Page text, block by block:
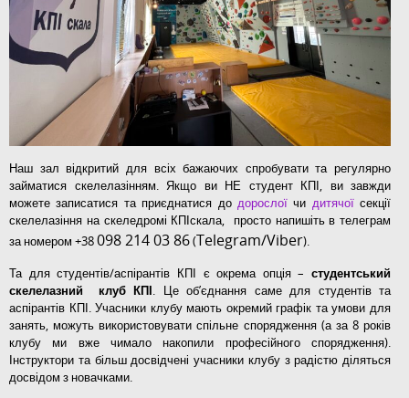
Наш зал відкритий для всіх бажаючих спробувати та регулярно
займатися скелелазінням. Якщо ви НЕ студент КПІ, ви завжди
можете записатися та приєднатися до дорослоїчи дитячоїсекції
скелелазіння на скеледромі КПІскала, просто напишіть в телеграм
за номером +38098 214 03 86(Telegram/Viber).
Та для студентів/аспірантів КПІ є окрема опція – студентський
скелелазний клуб КПІ . Це об’єднання саме для студентів та
аспірантів КПІ. Учасники клубу мають окремий графік та умови для
занять, можуть використовувати спільне спорядження (а за 8 років
клубу ми вже чимало накопили професійного спорядження).
Інструктори та більш досвідчені учасники клубу з радістю діляться
досвідом з новачками.